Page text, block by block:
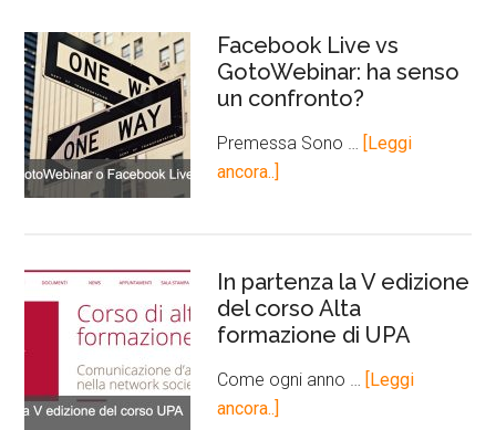
Facebook Live vs
GotoWebinar: ha senso
un confronto?
Premessa Sono … [Leggi
ancora..]
In partenza la V edizione
del corso Alta
formazione di UPA
Come ogni anno … [Leggi
ancora..]